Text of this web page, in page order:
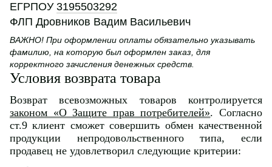
ЕГРПОУ 3195503292
ФЛП Дровников Вадим Васильевич
ВАЖНО! При оформлении оплаты обязательно указывать
фамилию, на которую был оформлен заказ, для
корректного зачисления денежных средств.
Условия возврата товара
Возврат всевозможных товаров контролируется
законом «О Защите прав потребителей». Согласно
ст.9 клиент сможет совершить обмен качественной
продукции непродовольственного типа, если
продавец не удовлетворил следующие критерии: